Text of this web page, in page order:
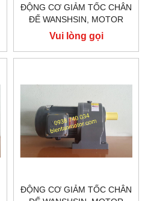
ĐỘNG CƠ GIẢM TỐC CHÂN
ĐẾ WANSHSIN, MOTOR
GIẢM TỐC WANSHSIN
200W GH18-200-20S
Vui lòng gọi
ĐỘNG CƠ GIẢM TỐC CHÂN